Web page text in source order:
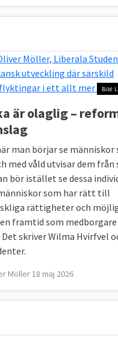
Bild:
är olaglig –
man börjar se människor
med våld utvisar dem från
bör istället se dessa
som har rätt till
rättigheter och
framtid som medborgare
skriver Wilma Hvirfvel
Möller 18 maj 2026